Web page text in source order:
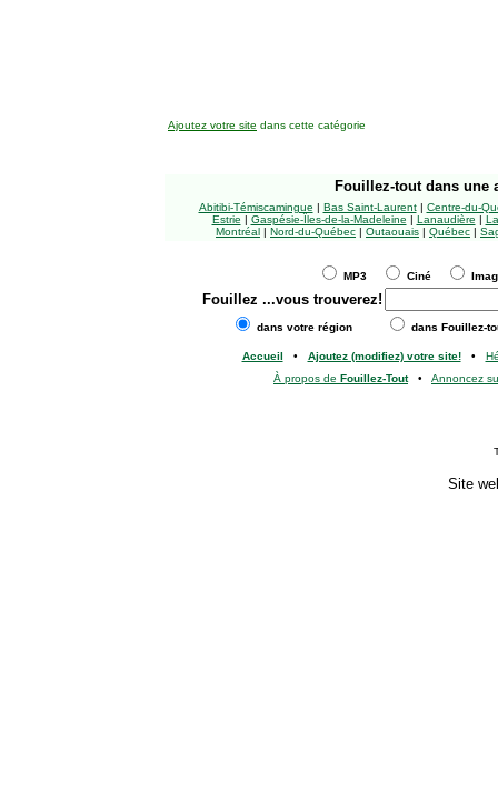
Ajoutez votre site dans cette catégorie
Fouillez-tout dans une
Abitibi-Témiscamingue | Bas Saint-Laurent| Centre-du-
Estrie | Gaspésie-Îles-de-la-Madeleine | Lanaudière |
Montréal | Nord-du-Québec | Outaouais | Québec |
MP3 Ciné
Fouillez ...vous trouverez!
dans votre région dans Fouillez-
Accueil • Ajoutez (modifiez) votre site!•
À propos de Fouillez-Tout• Annoncez
Site